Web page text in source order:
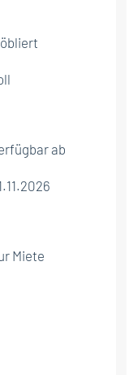
ab
Miete